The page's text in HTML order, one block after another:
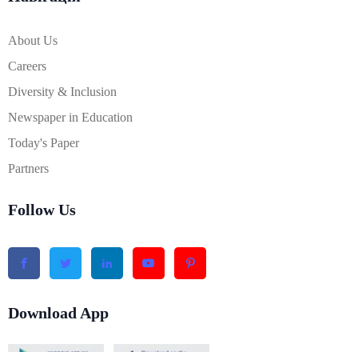
About Us
Careers
Diversity & Inclusion
Newspaper in Education
Today's Paper
Partners
Follow Us
Download App